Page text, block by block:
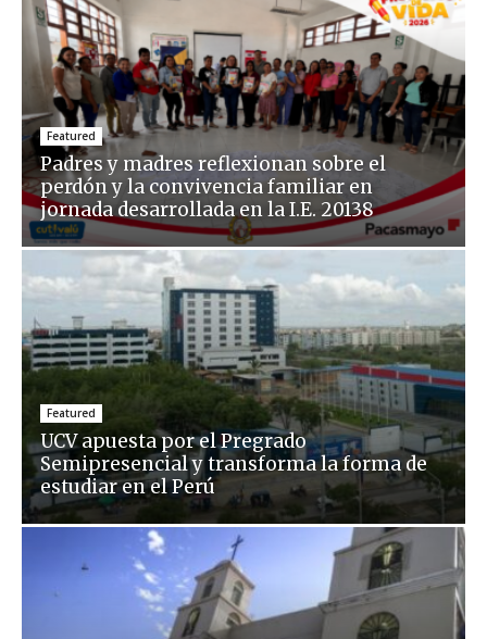
Featured
Padres y madres reflexionan sobre el
perdón y la convivencia familiar en
jornada desarrollada en la I.E. 20138
Featured
UCV apuesta por el Pregrado
Semipresencial y transforma la forma de
estudiar en el Perú